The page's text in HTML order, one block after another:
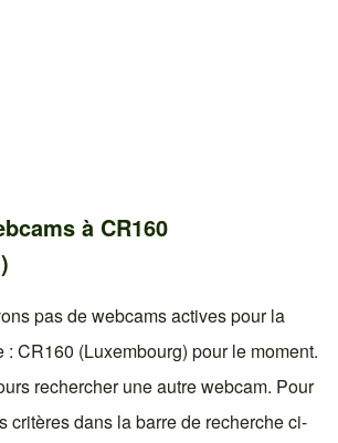
à CR160
pas de webcams actives pour la
: CR160 (Luxembourg) pour le moment.
rechercher une autre webcam. Pour
critères dans la barre de recherche ci-